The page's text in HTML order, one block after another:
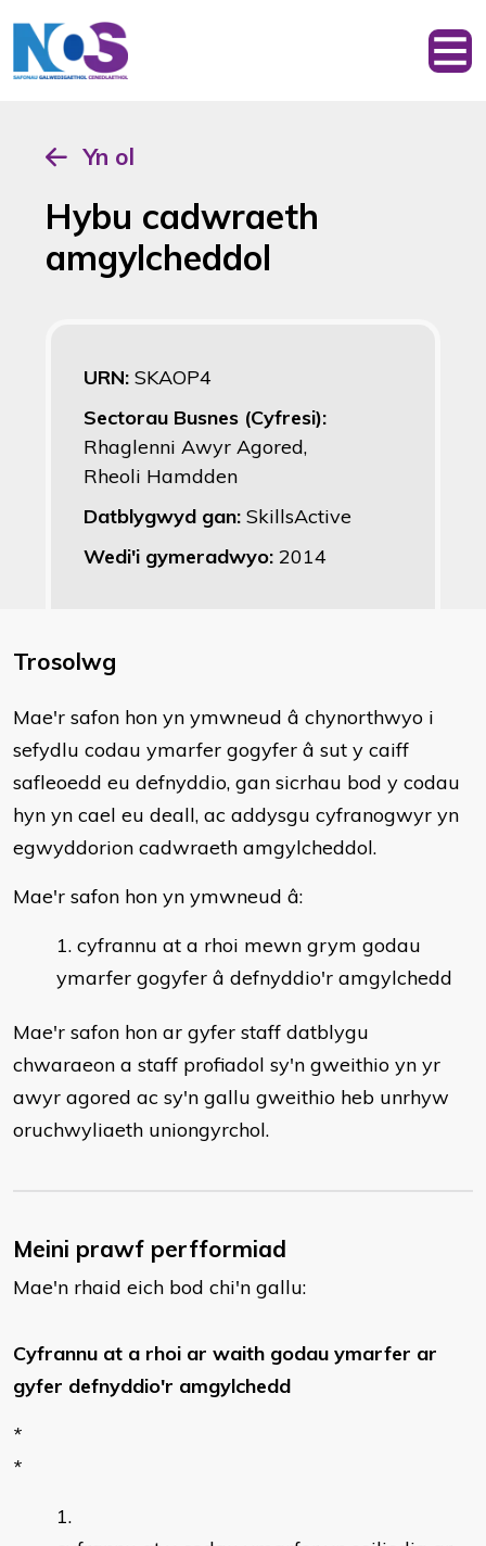
Yn ol
Hybu cadwraeth
amgylcheddol
URN: SKAOP4
Sectorau Busnes (Cyfresi):
Rhaglenni Awyr Agored,
Rheoli Hamdden
Datblygwyd gan: SkillsActive
Wedi'i gymeradwyo: 2014
Trosolwg
​Mae'r safon hon yn ymwneud â chynorthwyo i
sefydlu codau ymarfer gogyfer â sut y caiff
safleoedd eu defnyddio, gan sicrhau bod y codau
hyn yn cael eu deall, ac addysgu cyfranogwyr yn
egwyddorion cadwraeth amgylcheddol.
Mae'r safon hon yn ymwneud â:
cyfrannu at a rhoi mewn grym godau
ymarfer gogyfer â defnyddio'r amgylchedd
Mae'r safon hon ar gyfer staff datblygu
chwaraeon a staff profiadol sy'n gweithio yn yr
awyr agored ac sy'n gallu gweithio heb unrhyw
oruchwyliaeth uniongyrchol.
Meini prawf perfformiad
Mae'n rhaid eich bod chi'n gallu:
Cyfrannu at a rhoi ar waith godau ymarfer ar
gyfer defnyddio'r amgylchedd
*
*